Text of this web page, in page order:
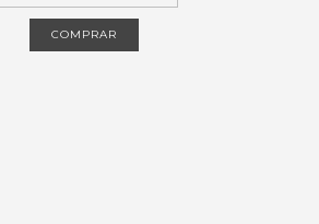
COMPRAR